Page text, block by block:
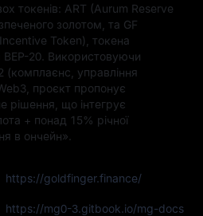
токенів: ART (Aurum Reserve
золотом, та GF
Token), токена
BEP-20. Використовуючи
(комплаєнс, управління
проєкт пропонує
рішення, що інтегрує
+ понад 15% річної
в ончейн».
https://goldfinger.finance/
https://mg0-3.gitbook.io/mg-docs